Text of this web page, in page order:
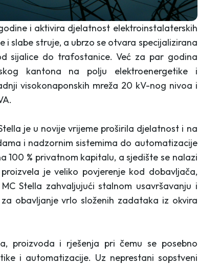
i aktivira djelatnost elektroinstalaterskih
i slabe struje, a ubrzo se otvara specijalizirana
sijalice do trafostanice. Već za par godina
kantona na polju elektroenergetike i
visokonaponskih mreža 20 kV-nog nivoa i
je u novije vrijeme proširila djelatnost i na
i nadzornim sistemima do automatizacije
100 % privatnom kapitalu, a sjedište se nalazi
je veliko povjerenje kod dobavljača,
Stella zahvaljujući stalnom usavršavanju i
obavljanje vrlo složenih zadataka iz okvira
proizvoda i rješenja pri čemu se posebno
i automatizacije. Uz neprestani sopstveni